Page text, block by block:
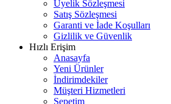
Üyelik Sözleşmesi
Satış Sözleşmesi
Garanti ve İade Koşulları
Gizlilik ve Güvenlik
Hızlı Erişim
Anasayfa
Yeni Ürünler
İndirimdekiler
Müşteri Hizmetleri
Sepetim